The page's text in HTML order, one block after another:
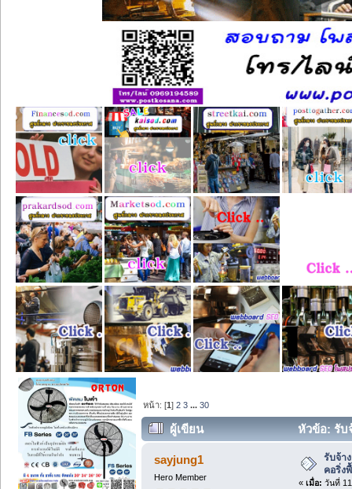
หน้า: [1]2 3 ...30
ผู้เขียน
หัวข้อ: รับ
(อ่าน 70265 ครั้ง)
sayjung1
Hero Member
รับจ้า
คอริ่ง
« เมื่อ: วันที่